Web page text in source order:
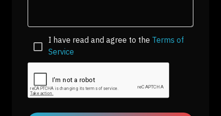
I have read and agree to the Terms of
Service